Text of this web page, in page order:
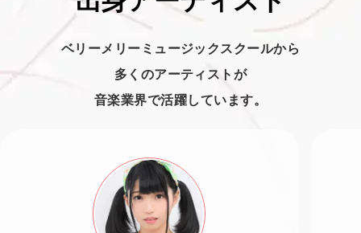
ベリーメリーミュージックスクールから
多くのアーティストが
音楽業界で活躍しています。